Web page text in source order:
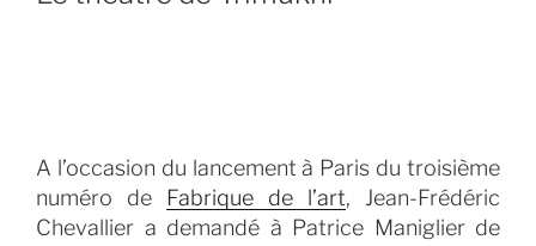
A l’occasion du lancement à Paris du troisième
numéro de Fabrique de l’art, Jean-Frédéric
Chevallier a demandé à Patrice Maniglier de